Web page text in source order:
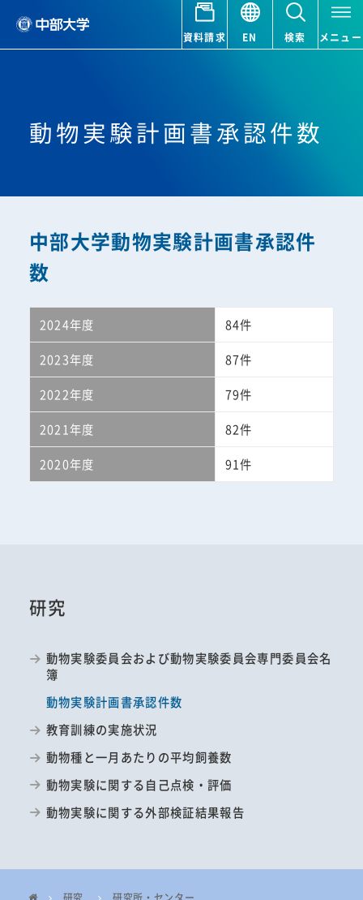
資料請求 EN 検索 メニュー
動物実験計画書承認件数
中部大学動物実験計画書承認件
数
2024年度 84件
2023年度 87件
2022年度 79件
2021年度 82件
2020年度 91件
研究
動物実験委員会および動物実験委員会専門委員会名
簿
動物実験計画書承認件数
教育訓練の実施状況
動物種と一月あたりの平均飼養数
動物実験に関する自己点検・評価
動物実験に関する外部検証結果報告